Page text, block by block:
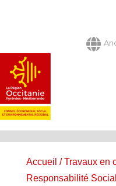
Accueil /Travaux en
Responsabilité